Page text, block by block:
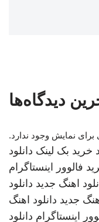
دیدگاه‌ها
برای نمایش وجود ندارد.
خرید بک لینک دانلود
فالوور اینستاگرام
اهنگ جدید دانلود
جدید دانلود اهنگ
اینستاگرام دانلود